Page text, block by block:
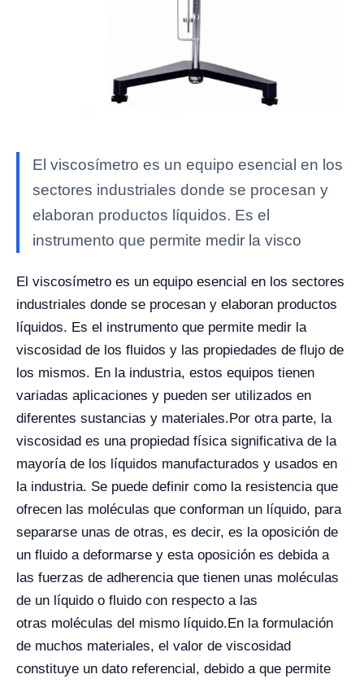
El viscosímetro es un equipo esencial en los
sectores industriales donde se procesan y
elaboran productos líquidos. Es el
instrumento que permite medir la visco
El viscosímetro es un equipo esencial en los sectores
industriales donde se procesan y elaboran productos
líquidos. Es el instrumento que permite medir la
viscosidad de los fluidos y las propiedades de flujo de
los mismos. En la industria, estos equipos tienen
variadas aplicaciones y pueden ser utilizados en
diferentes sustancias y materiales.Por otra parte, la
viscosidad es una propiedad física significativa de la
mayoría de los líquidos manufacturados y usados en
la industria. Se puede definir como la resistencia que
ofrecen las moléculas que conforman un líquido, para
separarse unas de otras, es decir, es la oposición de
un fluido a deformarse y esta oposición es debida a
las fuerzas de adherencia que tienen unas moléculas
de un líquido o fluido con respecto a las
otras moléculas del mismo líquido.En la formulación
de muchos materiales, el valor de viscosidad
constituye un dato referencial, debido a que permite